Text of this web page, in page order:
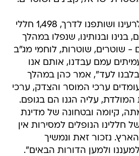
"אנו מצדיעים היום לרעינו ושותפנו לדרך, 1,498 חללי
ובנותינו, שנפלו במהלך
- שוטרים, שוטרות, לוחמי מג"ב
עמם עבדנו, אותם אנו
בלבנו לעד", אמר כהן במהלך
ערכי המוסר והצדק, ערכי
עליה הגנו הם בגופם.
קיומה ובטחונה של מדינת
חללינו הנופלים למסירות אין
נזכור זאת ונמשיך
ולמען הדורות הבאים".